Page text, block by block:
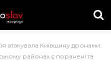
атакувала Київщину дронами:
районах є поранені та